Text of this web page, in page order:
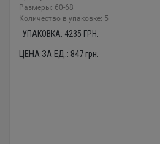
Размеры: 60-68
Количество в упаковке: 5
УПАКОВКА: 4235 ГРН.
ЦЕНА ЗА ЕД.: 847грн.